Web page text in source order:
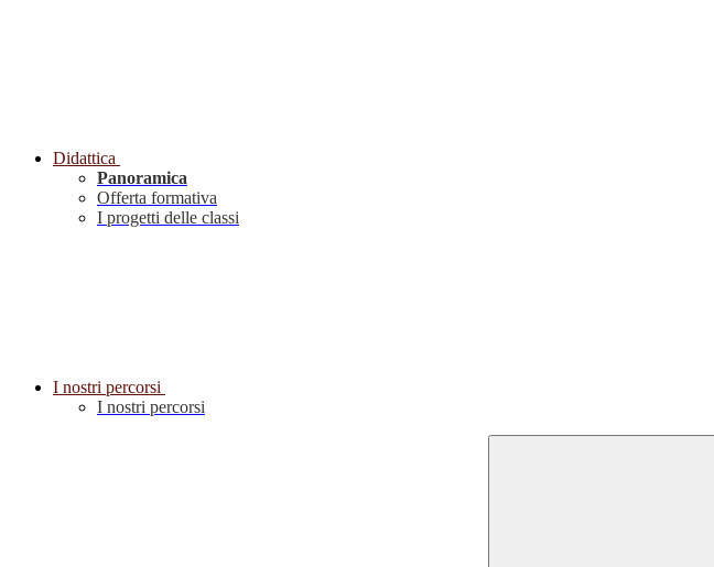
Didattica
Panoramica
Offerta formativa
I progetti delle classi
I nostri percorsi
I nostri percorsi